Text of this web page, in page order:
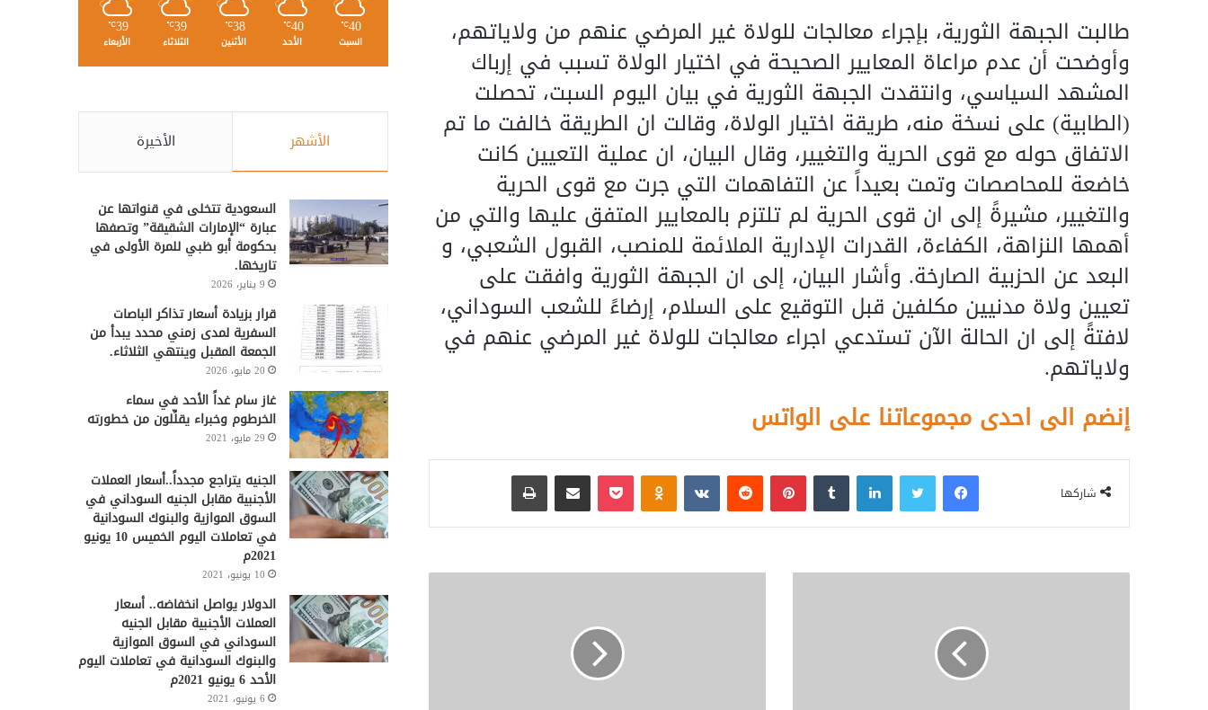
طالبت الجبهة الثورية، بإجراء معالجات للولاة غير المرضي عنهم من ولاياتهم،
وأوضحت أن عدم مراعاة المعايير الصحيحة في اختيار الولاة تسبب في إرباك
المشهد السياسي، وانتقدت الجبهة الثورية في بيان اليوم السبت، تحصلت
(الطابية) على نسخة منه، طريقة اختيار الولاة، وقالت ان الطريقة خالفت ما تم
الاتفاق حوله مع قوى الحرية والتغيير، وقال البيان، ان عملية التعيين كانت
خاضعة للمحاصصات وتمت بعيداً عن التفاهمات التي جرت مع قوى الحرية
والتغيير، مشيرةً إلى ان قوى الحرية لم تلتزم بالمعايير المتفق عليها والتي من
أهمها النزاهة، الكفاءة، القدرات الإدارية الملائمة للمنصب، القبول الشعبي، و
البعد عن الحزبية الصارخة. وأشار البيان، إلى ان الجبهة الثورية وافقت على
تعيين ولاة مدنيين مكلفين قبل التوقيع على السلام، إرضاءً للشعب السوداني،
لافتةً إلى ان الحالة الآن تستدعي اجراء معالجات للولاة غير المرضي عنهم في
ولاياتهم.
إنضم الى احدى مجموعاتنا على الواتس
شاركها
فيسبوك لينكدإن بينتيريست بوكيت
40
℃
السبت
40
℃
الأحد
38
℃
الأثنين
39
℃
الثلاثاء
39
℃
الأربعاء
الأشهر الأخيرة
السعودية تتخلى في قنواتها عن
عبارة “الإمارات الشقيقة” وتصفها
بحكومة أبو ظبي للمرة الأولى في
تاريخها.
9 يناير، 2026
قرار بزيادة أسعار تذاكر الباصات
السفرية لمدى زمني محدد يبدأ من
الجمعة المقبل وينتهي الثلاثاء.
20 مايو، 2026
غاز سام غداً الأحد في سماء
الخرطوم وخبراء يقلِّلون من خطورته
29 مايو، 2021
الجنيه يتراجع مجدداً..أسعار العملات
الأجنبية مقابل الجنيه السوداني في
السوق الموازية والبنوك السودانية
في تعاملات اليوم الخميس 10 يونيو
2021م
10 يونيو، 2021
الدولار يواصل انخفاضه.. أسعار
العملات الأجنبية مقابل الجنيه
السوداني في السوق الموازية
والبنوك السودانية في تعاملات اليوم
الأحد 6 يونيو 2021م
6 يونيو، 2021